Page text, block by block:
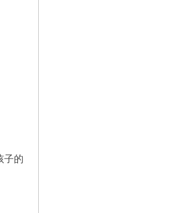
子的